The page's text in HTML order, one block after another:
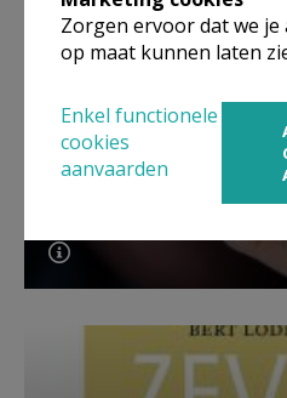
Zorgen ervoor dat we je
op maat kunnen laten
Enkel functionele
cookies
aanvaarden